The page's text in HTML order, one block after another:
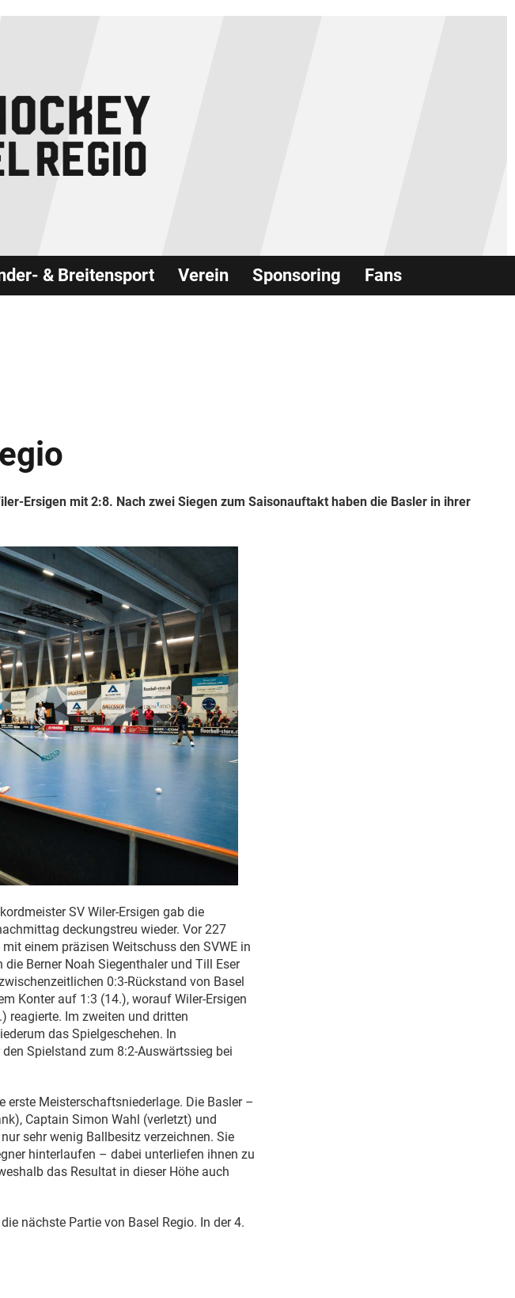
& Breitensport Verein Sponsoring Fans
Ersigen mit 2:8. Nach zwei Siegen zum Saisonauftakt haben die Basler in ihrer
SV Wiler-Ersigen gab die
deckungstreu wieder. Vor 227
einem präzisen Weitschuss den SVWE in
Berner Noah Siegenthaler und Till Eser
0:3-Rückstand von Basel
Konter auf 1:3 (14.), worauf Wiler-Ersigen
reagierte. Im zweiten und dritten
das Spielgeschehen. In
Spielstand zum 8:2-Auswärtssieg bei
Meisterschaftsniederlage. Die Basler –
Captain Simon Wahl (verletzt) und
sehr wenig Ballbesitz verzeichnen. Sie
hinterlaufen – dabei unterliefen ihnen zu
das Resultat in dieser Höhe auch
nächste Partie von Basel Regio. In der 4.